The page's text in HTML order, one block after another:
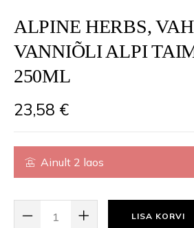
ALPINE HERBS,
VANNIÕLI ALPI
250ML
23,58 €
Ainult 2 laos
LISA KORVI